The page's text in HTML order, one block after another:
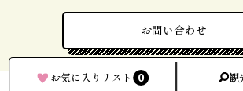
お問い合わせ
Copyright(C)片品村観光協会 All RIghts
お気に入りリスト 0 観